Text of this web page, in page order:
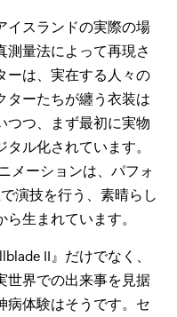
イスランドの実際の場
測量法によって再現さ
ーは、実在する人々の
ターたちが纏う衣装は
つつ、まず最初に実物
ル化されています。
メーションは、パフォ
演技を行う、素晴らし
生まれています。
II』だけでなく、
世界での出来事を見据
病体験はそうです。セ